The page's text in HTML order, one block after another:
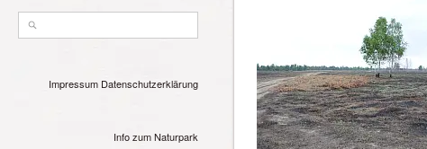
Impressum Datenschutzerklärung
Info zum Naturpark